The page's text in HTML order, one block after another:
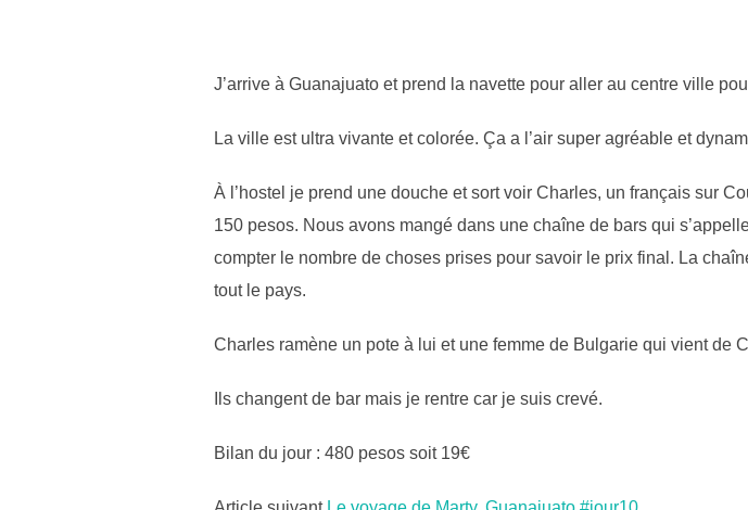
J’arrive à Guanajuato et prend la navette pour aller au centre ville
La ville est ultra vivante et colorée. Ça a l’air super agréable et
À l’hostel je prend une douche et sort voir Charles, un français sur
150 pesos. Nous avons mangé dans une chaîne de bars qui
compter le nombre de choses prises pour savoir le prix final. La
tout le pays.
Charles ramène un pote à lui et une femme de Bulgarie qui vient de
Ils changent de bar mais je rentre car je suis crevé.
Bilan du jour : 480 pesos soit 19€